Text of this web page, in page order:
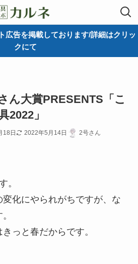
広告を掲載しております/詳細はクリッ
クにて
ん大賞PRESENTS「こ
2022」
18日 2022年5月14日 2号さん
。
化にやられがちですが、な
っと春だからです。